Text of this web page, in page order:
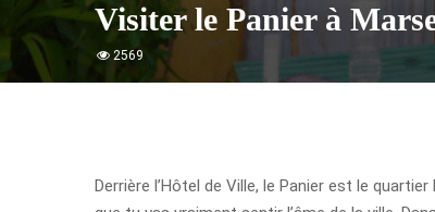
Visiter le Panier à
2569
Derrière l’Hôtel de Ville, le Panier est le